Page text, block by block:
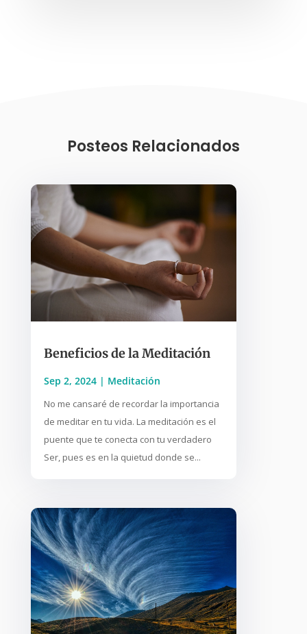
Posteos Relacionados
Beneficios de la Meditación
Sep 2, 2024| Meditación
No me cansaré de recordar la importancia
de meditar en tu vida. La meditación es el
puente que te conecta con tu verdadero
Ser, pues es en la quietud donde se...